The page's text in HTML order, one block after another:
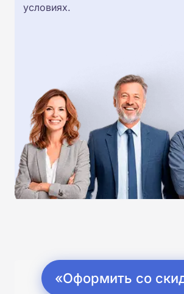
условиях.
«Оформить со